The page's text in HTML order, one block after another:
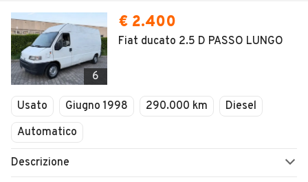
6
€ 2.400
Fiat ducato 2.5 D PASSO LUNGO
Usato Giugno 1998 290.000 km
Diesel
Automatico
Descrizione